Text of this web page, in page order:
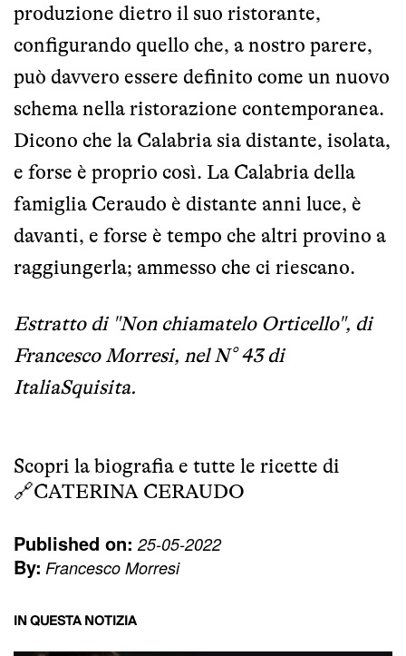
produzione dietro il suo ristorante,
configurando quello che, a nostro parere,
può davvero essere definito come un nuovo
schema nella ristorazione contemporanea.
Dicono che la Calabria sia distante, isolata,
e forse è proprio così. La Calabria della
famiglia Ceraudo è distante anni luce, è
davanti, e forse è tempo che altri provino a
raggiungerla; ammesso che ci riescano.
Estratto di "Non chiamatelo Orticello", di
Francesco Morresi, nel N° 43 di
ItaliaSquisita.
Scopri la biografia e tutte le ricette di
🔗CATERINA CERAUDO
Published on: 25-05-2022
By: Francesco Morresi
IN QUESTA NOTIZIA